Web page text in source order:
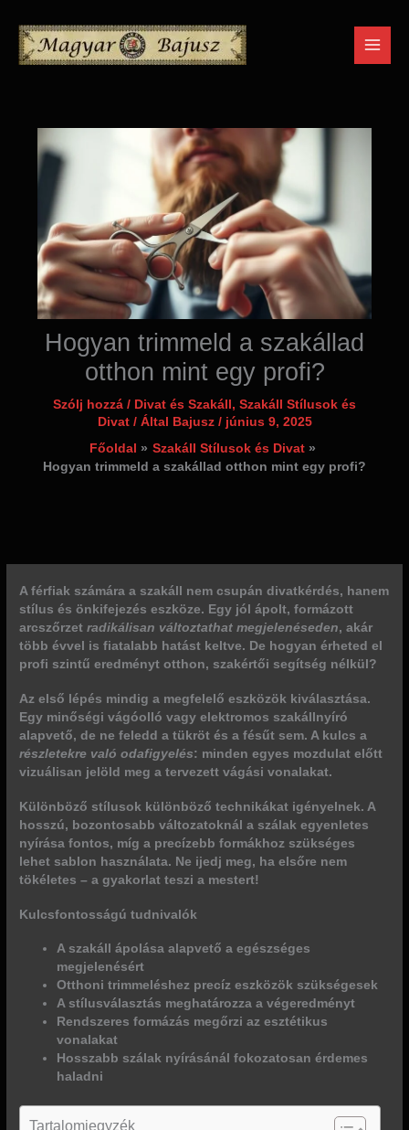
content
Hogyan trimmeld a szakállad
otthon mint egy profi?
Szólj hozzá / Divat és Szakáll , Szakáll Stílusok és
Divat/ Által Bajusz / június 9, 2025
Főoldal
Szakáll Stílusok és Divat
Hogyan trimmeld a szakállad otthon mint egy profi?
A férfiak számára a szakáll nem csupán divatkérdés, hanem
stílus és önkifejezés eszköze. Egy jól ápolt, formázott
arcszőrzetradikálisan változtathat megjelenéseden, akár
több évvel is fiatalabb hatást keltve. De hogyan érheted el
profi szintű eredményt otthon, szakértői segítség nélkül?
Az első lépés mindig a megfelelő eszközök kiválasztása.
Egy minőségi vágóolló vagy elektromos szakállnyíró
alapvető, de ne feledd a tükröt és a fésűt sem. A kulcs a
részletekre való odafigyelés: minden egyes mozdulat előtt
vizuálisan jelöld meg a tervezett vágási vonalakat.
Különböző stílusok különböző technikákat igényelnek. A
hosszú, bozontosabb változatoknál a szálak egyenletes
nyírása fontos, míg a precízebb formákhoz szükséges
lehet sablon használata. Ne ijedj meg, ha elsőre nem
tökéletes – a gyakorlat teszi a mestert!
Kulcsfontosságú tudnivalók
A szakáll ápolása alapvető a egészséges
megjelenésért
Otthoni trimmeléshez precíz eszközök szükségesek
A stílusválasztás meghatározza a végeredményt
Rendszeres formázás megőrzi az esztétikus
vonalakat
Hosszabb szálak nyírásánál fokozatosan érdemes
haladni
Tartalomjegyzék